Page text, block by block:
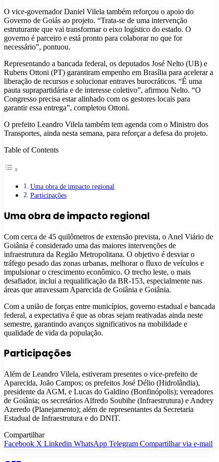
O vice-governador Daniel Vilela também reforçou o apoio do
Governo de Goiás ao projeto. “Trata-se de uma intervenção
estruturante que vai transformar o eixo logístico do estado. O
governo é parceiro e está pronto para colaborar no que for
necessário”, pontuou.
Representando a bancada federal, os deputados José Nelto (UB) e
Rubens Ottoni (PT) garantiram empenho em Brasília para acelerar a
liberação de recursos e solucionar entraves burocráticos. “É uma
pauta suprapartidária e de interesse coletivo”, afirmou Nelto. “O
Congresso precisa estar alinhado com os gestores locais para
garantir essa entrega”, completou Ottoni.
O prefeito Leandro Vilela também tem agenda com o Ministro dos
Transportes, ainda nesta semana, para reforçar a defesa do projeto.
Table of Contents
Uma obra de impacto regional
Participações
Uma obra de impacto regional
Com cerca de 45 quilômetros de extensão prevista, o Anel Viário de
Goiânia é considerado uma das maiores intervenções de
infraestrutura da Região Metropolitana. O objetivo é desviar o
tráfego pesado das zonas urbanas, melhorar o fluxo de veículos e
impulsionar o crescimento econômico. O trecho leste, o mais
desafiador, inclui a requalificação da BR-153, especialmente nas
áreas que atravessam Aparecida de Goiânia e Goiânia.
Com a união de forças entre municípios, governo estadual e bancada
federal, a expectativa é que as obras sejam reativadas ainda neste
semestre, garantindo avanços significativos na mobilidade e
qualidade de vida da população.
Participações
Além de Leandro Vilela, estiveram presentes o vice-prefeito de
Aparecida, João Campos; os prefeitos José Délio (Hidrolândia),
presidente da AGM, e Lucas do Galdino (Bonfinópolis); vereadores
de Goiânia; os secretários Alfredo Soubihe (Infraestrutura) e Andrey
Azeredo (Planejamento); além de representantes da Secretaria
Estadual de Infraestrutura e do DNIT.
Compartilhar
Facebook X Linkedin WhatsApp Telegram Compartilhar via e-mail